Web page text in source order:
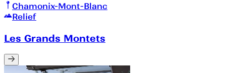
Chamonix-Mont-Blanc
Relief
Les Grands Montets